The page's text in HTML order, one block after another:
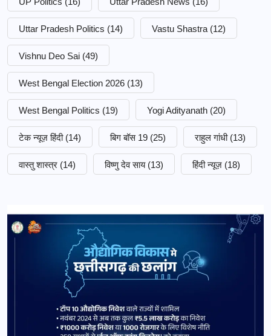
Uttar Pradesh Politics (14) Vastu Shastra (12)
Vishnu Deo Sai (49)
West Bengal Election 2026 (13)
West Bengal Politics (19) Yogi Adityanath (20)
टेक न्यूज़ हिंदी (14) बिग बॉस 19 (25) राहुल गांधी (13)
वास्तु शास्त्र (14) विष्णु देव साय (13) हिंदी न्यूज़ (18)